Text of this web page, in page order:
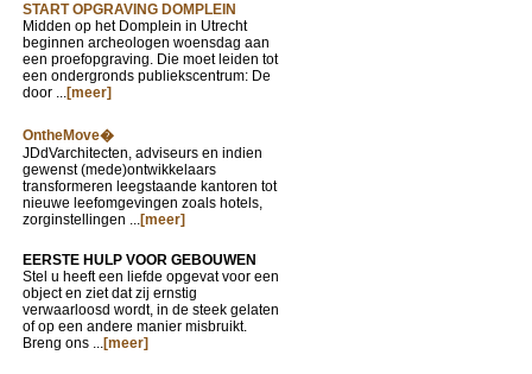
START OPGRAVING DOMPLEIN
Midden op het Domplein in Utrecht
beginnen archeologen woensdag aan
een proefopgraving. Die moet leiden tot
een ondergronds publiekscentrum: De
door ...[meer]
OntheMove�
JDdVarchitecten, adviseurs en indien
gewenst (mede)ontwikkelaars
transformeren leegstaande kantoren tot
nieuwe leefomgevingen zoals hotels,
zorginstellingen ...[meer]
EERSTE HULP VOOR GEBOUWEN
Stel u heeft een liefde opgevat voor een
object en ziet dat zij ernstig
verwaarloosd wordt, in de steek gelaten
of op een andere manier misbruikt.
Breng ons ...[meer]